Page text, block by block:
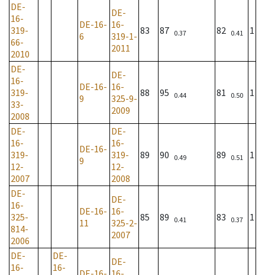
DE-
16-
319-
66-
2010
DE-16-
6
DE-
16-
319-1-
2011
83 87 0.37 82 0.41 1
DE-
16-
319-
33-
2008
DE-16-
9
DE-
16-
325-9-
2009
88 95 0.44 81 0.50 1
DE-
16-
319-
12-
2007
DE-16-
9
DE-
16-
319-
12-
2008
89 90 0.49 89 0.51 1
DE-
16-
325-
814-
2006
DE-16-
11
DE-
16-
325-2-
2007
85 89 0.41 83 0.37 1
DE-
16-
DE-
16-
DE-